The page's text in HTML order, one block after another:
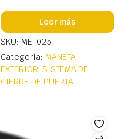
Leer más
SKU: ME-025
Categoría: MANETA
EXTERIOR, SISTEMA DE
CIERRE DE PUERTA